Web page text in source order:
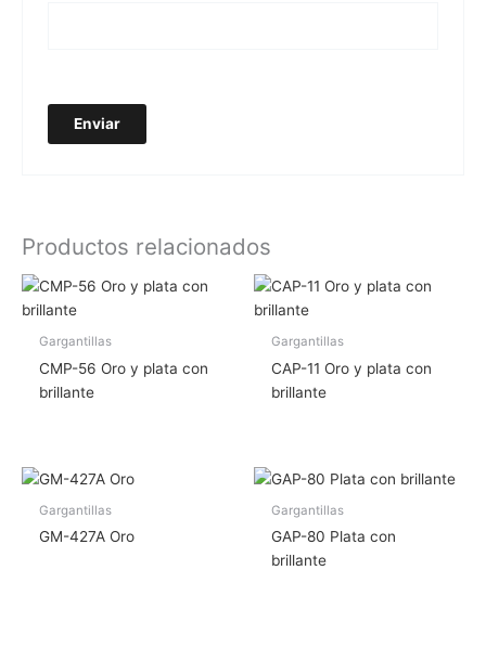
Productos relacionados
Gargantillas
CMP-56 Oro y plata con
brillante
Gargantillas
CAP-11 Oro y plata con
brillante
Gargantillas
GM-427A Oro
Gargantillas
GAP-80 Plata con
brillante